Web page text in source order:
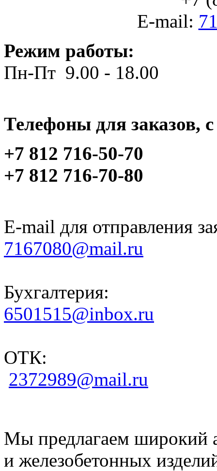
E-mail:
Режим работы:
Пн-Пт 9.00 - 18.00
Телефоны для заказов,
+7 812 716-50-70
+7 812 716-70-80
E-mail для отправления
7167080@mail.ru
Бухгалтерия:
6501515@inbox.ru
ОТК:
2372989@mail.ru
Мы предлагаем широкий
и железобетонных